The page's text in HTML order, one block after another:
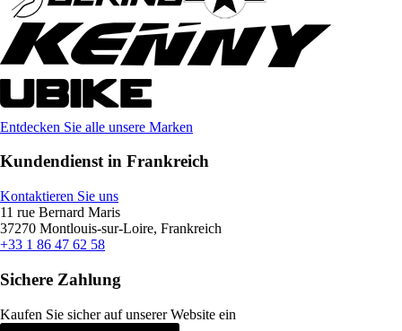
Entdecken Sie alle unsere Marken
Kundendienst in Frankreich
Kontaktieren Sie uns
11 rue Bernard Maris
37270 Montlouis-sur-Loire, Frankreich
+33 1 86 47 62 58
Sichere Zahlung
Kaufen Sie sicher auf unserer Website ein